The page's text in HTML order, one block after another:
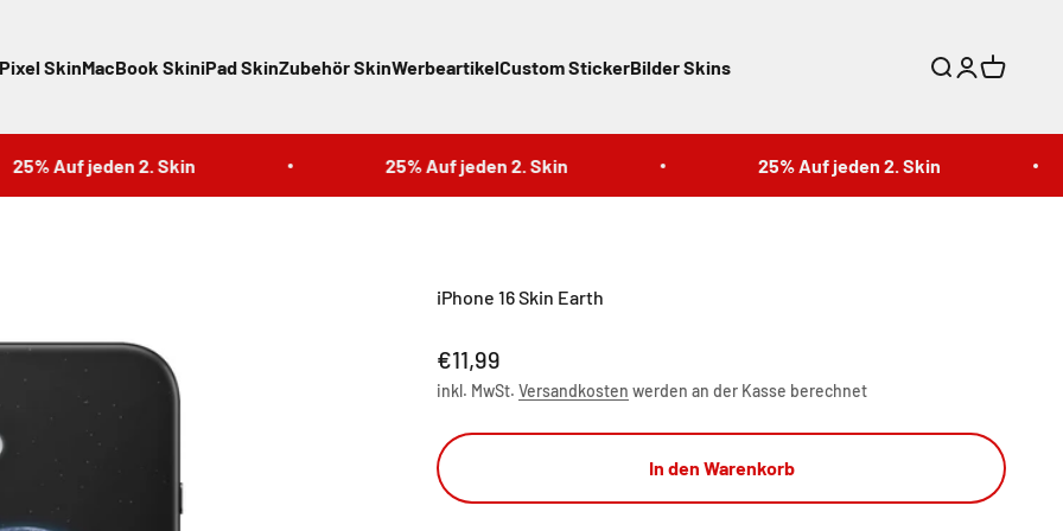
Pixel SkinMacBook SkiniPad SkinZubehör SkinWerbeartikelCustom StickerBilder Skins SucheAnmelden
Auf jeden 2. Skin 25% Auf jeden 2. Skin 25% Auf jeden 2. Skin
iPhone 16 Skin Earth
Angebot
€11,99
inkl. MwSt. Versandkosten werden an der Kasse berechnet
In den Warenkorb